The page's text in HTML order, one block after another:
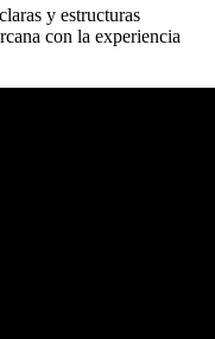
y estructuras
con la experiencia